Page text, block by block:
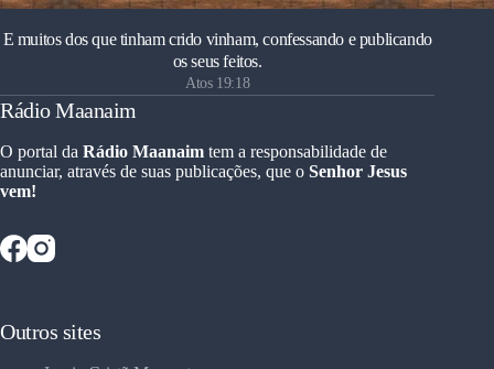
E muitos dos que tinham crido vinham, confessando e publicando
os seus feitos.
Atos 19:18
Rádio Maanaim
O portal da Rádio Maanaim tem a responsabilidade de
anunciar, através de suas publicações, que o Senhor Jesus
vem!
Outros sites